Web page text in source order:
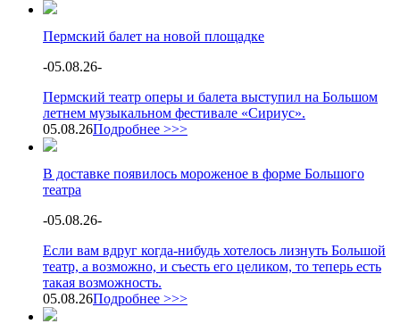
Пермский балет на новой площадке
-05.08.26-
Пермский театр оперы и балета выступил на Большом
летнем музыкальном фестивале «Сириус».
05.08.26Подробнее >>>
В доставке появилось мороженое в форме Большого
театра
-05.08.26-
Если вам вдруг когда-нибудь хотелось лизнуть Большой
театр, а возможно, и съесть его целиком, то теперь есть
такая возможность.
05.08.26Подробнее >>>